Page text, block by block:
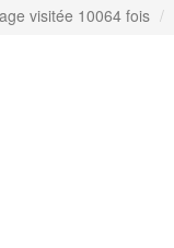
visitée 10064 fois